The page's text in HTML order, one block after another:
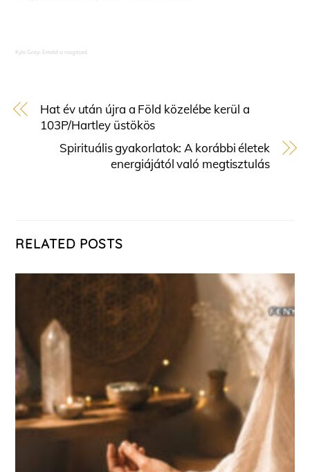
Kyle Gray: Emeld a rezgésed
Hat év után újra a Föld közelébe kerül a
103P/Hartley üstökös
Spirituális gyakorlatok: A korábbi életek
energiájától való megtisztulás
RELATED POSTS